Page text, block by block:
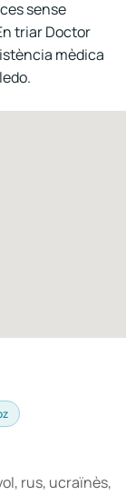
sense
triar Doctor
mèdica
rus, ucraïnès,